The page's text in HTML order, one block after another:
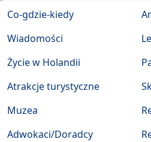
Co-gdzie-kiedy
Wiadomości
Życie w Holandii
Atrakcje turystyczne
Muzea
Adwokaci/Doradcy